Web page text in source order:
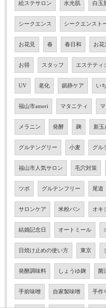
絵ステサロン 水光肌 白玉
シークエンス シークエンスト
お花見 春 春日和 お花
お得 スタッフ エステティ
UV 老化 鎮静ケア い
福山市ameri マタニティ
メラニン 発酵 麹 新玉
グルテングリー 小麦 グル
福山市人気サロン 毛穴対策
ツボ グルテンフリー 尾道
サロンケア 米粉パン オキ
結婚記念日 オートミール
日焼け止めの使い方 東京
発酵調味料 しょうゆ麹 菌
手前味噌 自家製味噌 手作